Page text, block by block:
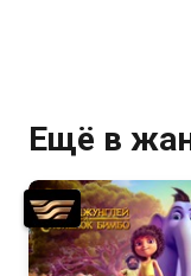
Ещё в